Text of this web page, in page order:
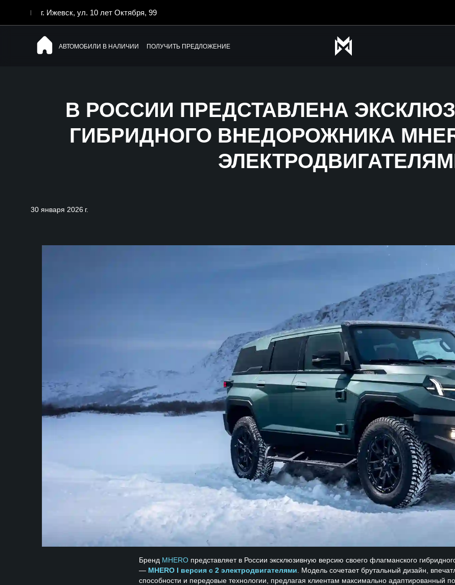
г. Ижевск, ул. 10 лет Октября, 99
АВТОМОБИЛИ В НАЛИЧИИ ПОЛУЧИТЬ ПРЕДЛОЖЕНИЕ
В РОССИИ ПРЕДСТАВЛЕНА
ГИБРИДНОГО ВНЕДОРОЖНИКА
30 января 2026 г.
Бренд MHERO представляет в России эксклюзивную версию своего флагманского
— MHERO I версия с 2 электродвигателями . Модель сочетает брутальный дизайн,
способности и передовые технологии, предлагая клиентам максимально адаптированный